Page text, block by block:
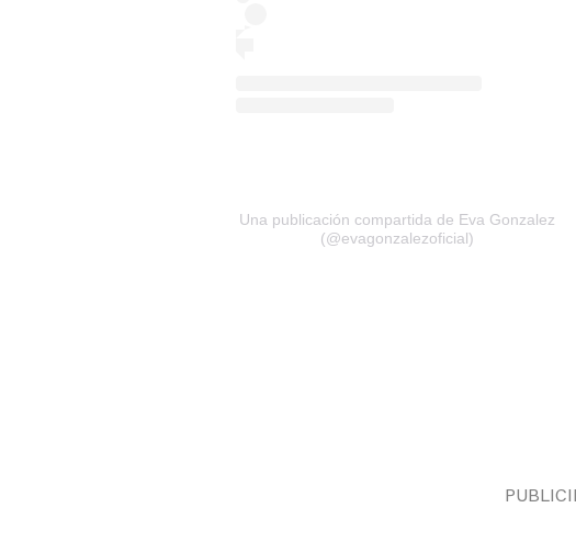
Una publicación compartida de Eva Gonzalez
(@evagonzalezoficial)